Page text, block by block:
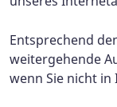
Entsprechend
weitergehende
wenn Sie nicht